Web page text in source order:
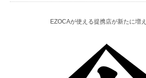
EZOCAが使える提携店が新たに増